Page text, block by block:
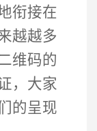
衔接在
越越多
维码的
，大家
的呈现